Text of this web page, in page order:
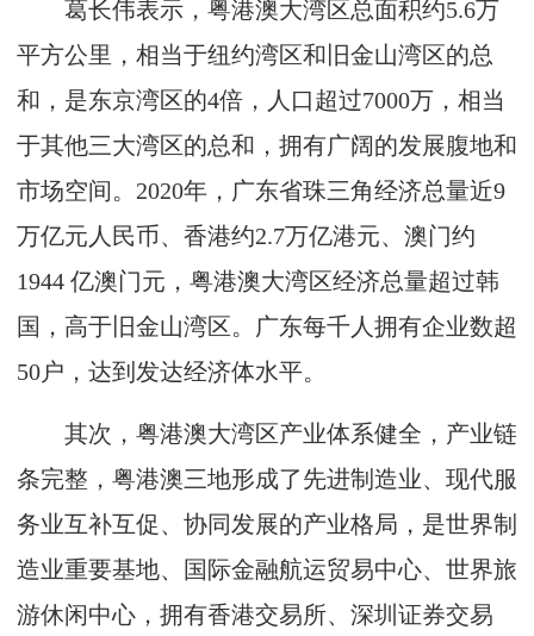
葛长伟表示，粤港澳大湾区总面积约5.6万
平方公里，相当于纽约湾区和旧金山湾区的总
和，是东京湾区的4倍，人口超过7000万，相当
于其他三大湾区的总和，拥有广阔的发展腹地和
市场空间。2020年，广东省珠三角经济总量近9
万亿元人民币、香港约2.7万亿港元、澳门约
1944 亿澳门元，粤港澳大湾区经济总量超过韩
国，高于旧金山湾区。广东每千人拥有企业数超
50户，达到发达经济体水平。
其次，粤港澳大湾区产业体系健全，产业链
条完整，粤港澳三地形成了先进制造业、现代服
务业互补互促、协同发展的产业格局，是世界制
造业重要基地、国际金融航运贸易中心、世界旅
游休闲中心，拥有香港交易所、深圳证券交易